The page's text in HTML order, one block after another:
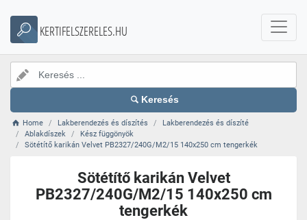
KERTIFELSZERELES.HU
Keresés
Home Lakberendezés és díszítés
Lakberendezés és díszíté
Ablakdíszek
Kész függönyök
Sötétítő karikán Velvet PB2327/240G/M2/15 140x250 cm tengerkék
Sötétítő karikán Velvet
PB2327/240G/M2/15 140x250 cm
tengerkék